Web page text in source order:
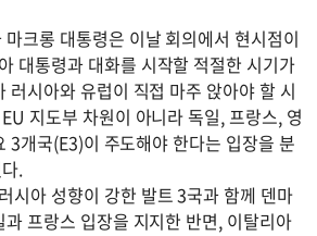
크롱 대통령은 이날 회의에서 현시점이
대통령과 대화를 시작할 적절한 시기가
러시아와 유럽이 직접 마주 앉아야 할 시
지도부 차원이 아니라 독일, 프랑스, 영
3개국(E3)이 주도해야 한다는 입장을 분
.
시아 성향이 강한 발트 3국과 함께 덴마
프랑스 입장을 지지한 반면, 이탈리아